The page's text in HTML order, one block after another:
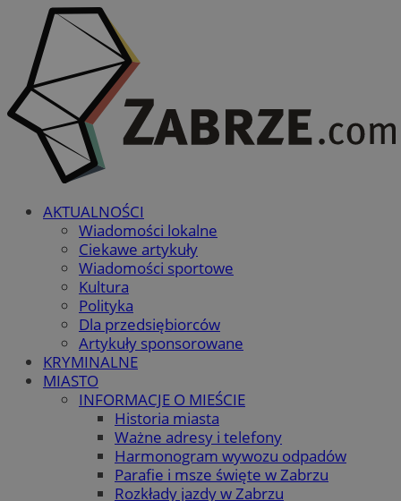
AKTUALNOŚCI
Wiadomości lokalne
Ciekawe artykuły
Wiadomości sportowe
Kultura
Polityka
Dla przedsiębiorców
Artykuły sponsorowane
KRYMINALNE
MIASTO
INFORMACJE O MIEŚCIE
Historia miasta
Ważne adresy i telefony
Harmonogram wywozu odpadów
Parafie i msze święte w Zabrzu
Rozkłady jazdy w Zabrzu